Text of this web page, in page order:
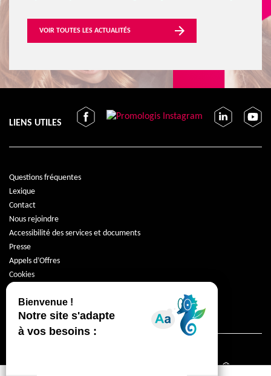
VOIR TOUTES LES ACTUALITÉS
LIENS UTILES
Questions fréquentes
Lexique
Contact
Nous rejoindre
Accessibilité des services et documents
Presse
Appels d’Offres
Cookies
Mentions légales